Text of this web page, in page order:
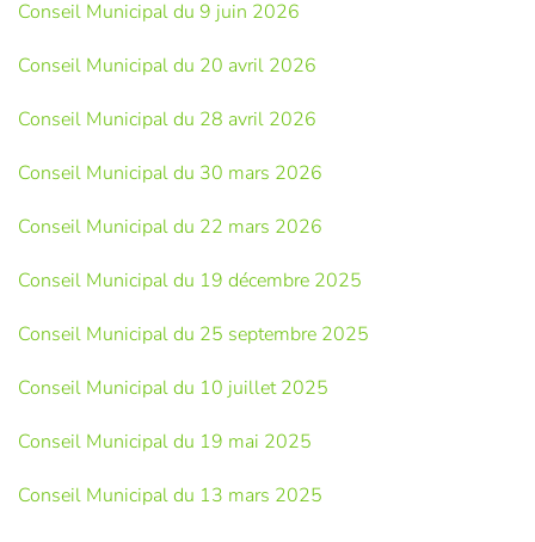
Conseil Municipal du 9 juin 2026
Conseil Municipal du 20 avril 2026
Conseil Municipal du 28 avril 2026
Conseil Municipal du 30 mars 2026
Conseil Municipal du 22 mars 2026
Conseil Municipal du 19 décembre 2025
Conseil Municipal du 25 septembre 2025
Conseil Municipal du 10 juillet 2025
Conseil Municipal du 19 mai 2025
Conseil Municipal du 13 mars 2025